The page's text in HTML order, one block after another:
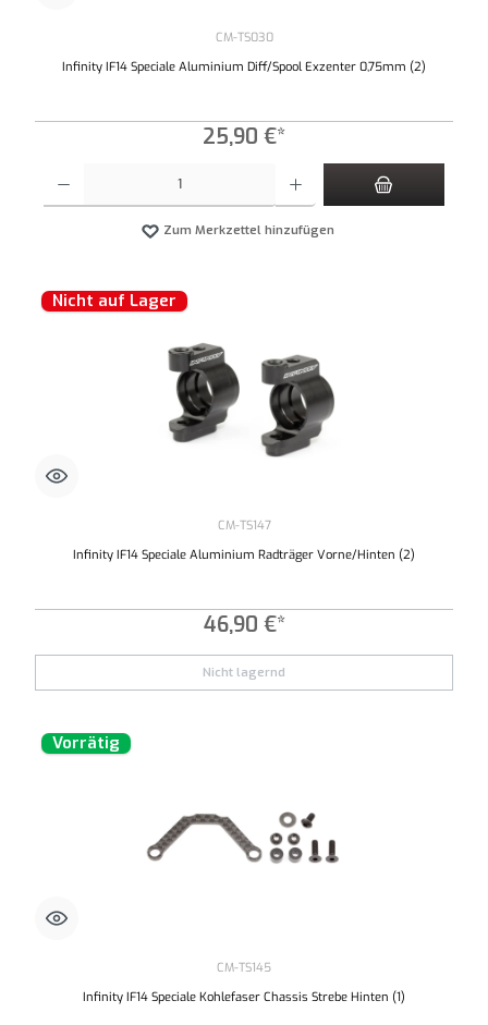
CM-TS030
Infinity IF14 Speciale Aluminium Diff/Spool Exzenter 0,75mm (2)
25,90 €*
Zum Merkzettel hinzufügen
Nicht auf Lager
CM-TS147
Infinity IF14 Speciale Aluminium Radträger Vorne/Hinten (2)
46,90 €*
Nicht lagernd
Vorrätig
CM-TS145
Infinity IF14 Speciale Kohlefaser Chassis Strebe Hinten (1)